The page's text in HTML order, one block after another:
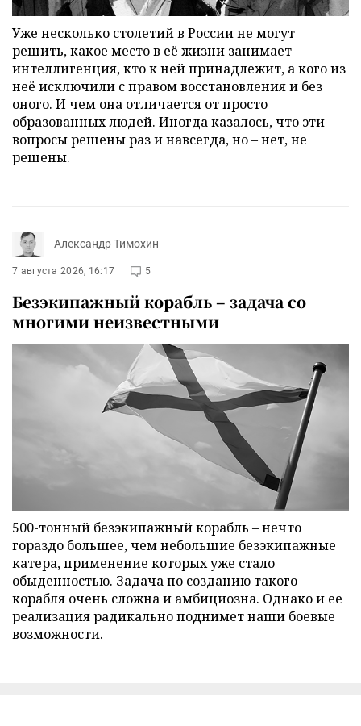
Уже несколько столетий в России не могут
решить, какое место в её жизни занимает
интеллигенция, кто к ней принадлежит, а кого из
неё исключили с правом восстановления и без
оного. И чем она отличается от просто
образованных людей. Иногда казалось, что эти
вопросы решены раз и навсегда, но – нет, не
решены.
Александр Тимохин
7 августа 2026, 16:17 5
Безэкипажный корабль – задача со
многими неизвестными
500-тонный безэкипажный корабль – нечто
гораздо большее, чем небольшие безэкипажные
катера, применение которых уже стало
обыденностью. Задача по созданию такого
корабля очень сложна и амбициозна. Однако и ее
реализация радикально поднимет наши боевые
возможности.